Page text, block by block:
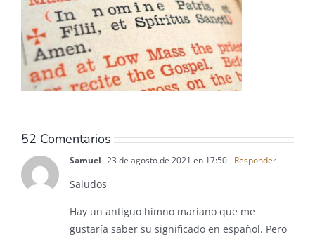
52 Comentarios
Samuel 23 de agosto de 2021 en 17:50- Responder
Saludos
Hay un antiguo himno mariano que me
gustaría saber su significado en español. Pero